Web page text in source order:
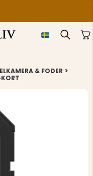
& FODER >